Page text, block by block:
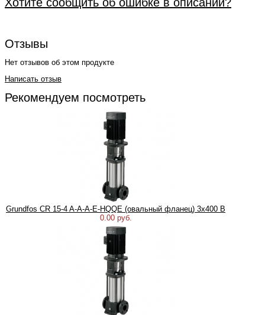
Отзывы
Нет отзывов об этом продукте
Написать отзыв
Рекомендуем посмотреть
Grundfos CR 15-4 A-A-A-E-HQQE (овальный фланец) 3х400 В
0.00 руб.